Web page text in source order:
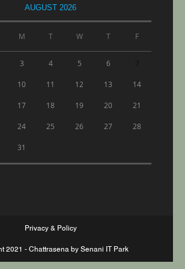
AUGUST 2026
M T W T F
3 4 5 6
10 11 12 13 14
17 18 19 20 21
24 25 26 27 28
31
Privacy & Policy
2021 - Chattrasena by Senani IT Park